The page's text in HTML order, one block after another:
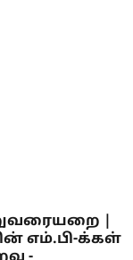
|
எம்.பி-க்கள்